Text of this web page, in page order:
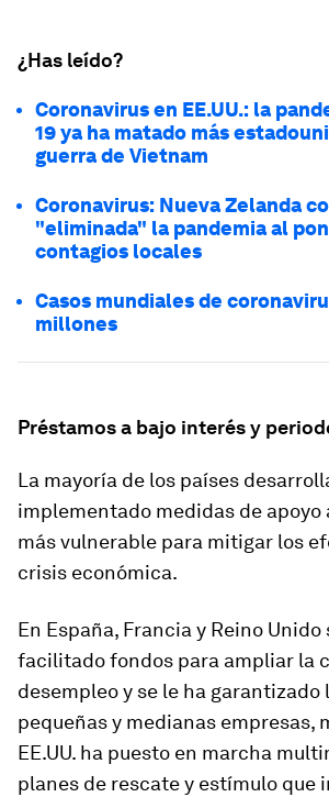
¿Has leído?
Coronavirus en EE.UU.: la
19 ya ha matado más
guerra de Vietnam
Coronavirus: Nueva Zelanda
"eliminada" la pandemia al
contagios locales
Casos mundiales de
millones
Préstamosa bajo interés y
La mayoría de los países
implementado medidas de apoyo
más vulnerable para mitigar los
crisis económica.
En España, Francia y Reino Unido
facilitado fondos para ampliar la
desempleo y se le ha garantizado
pequeñas y medianas empresas,
EE.UU. ha puesto en marcha
planes de rescate y estímulo que